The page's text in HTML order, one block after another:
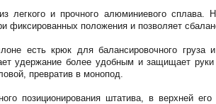
легкого и прочного алюминиевого
фиксированных положения и позволяет
есть крюк для балансировочного
удержание более удобным и защищает
превратив в монопод.
позиционирования штатива, в верхней